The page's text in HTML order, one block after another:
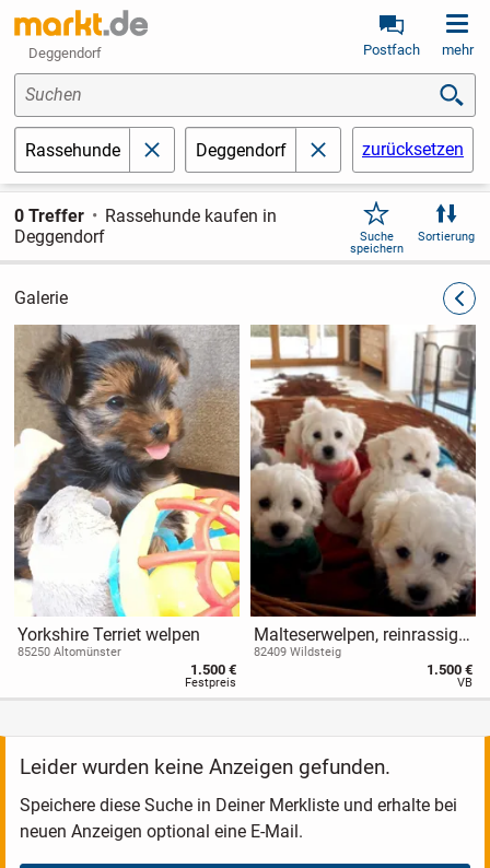
Deggendorf Postfach mehr
Suchen
Rassehunde schließenDeggendorf schließenzurücksetzen
0 Treffer
Rassehunde kaufen in
Deggendorf
Suche
speichern
Sortierung
Galerie
Yorkshire Terriet welpen
85250 Altomünster
1.500 €
Festpreis
Malteserwelpen, reinrassig,
schneeweiß und zuckersüß
82409 Wildsteig
1.500 €
VB
Leider wurden keine Anzeigen gefunden.
Speichere diese Suche in Deiner Merkliste und erhalte bei
neuen Anzeigen optional eine E-Mail.